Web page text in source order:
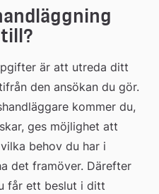
dokument
är att utreda ditt
den ansökan du gör.
kommer du,
ges möjlighet att
behov du har i
det framöver. Därefter
får ett beslut i ditt